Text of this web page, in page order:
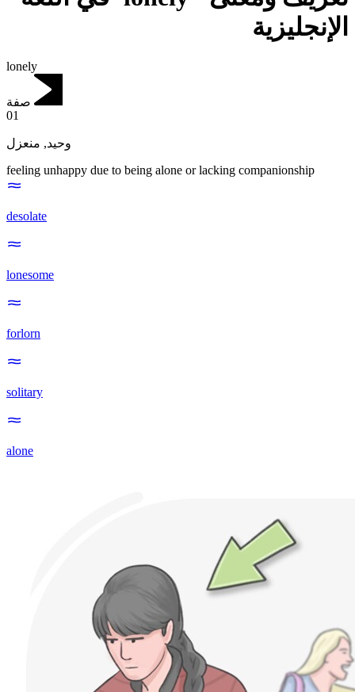
الإنجليزية
lonely
صفة
01
وحيد, منعزل
feeling unhappy due to being alone or lacking companionship
desolate
lonesome
forlorn
solitary
alone